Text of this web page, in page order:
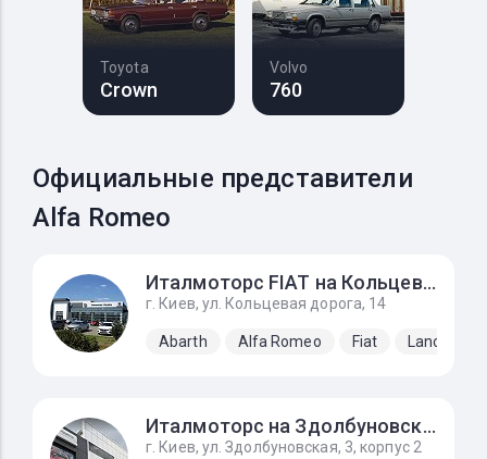
Toyota
Crown
Volvo
760
Официальные представители
Alfa Romeo
Италмоторс FIAT на Кольцевой
г. Киев, ул. Кольцевая дорога, 14
Abarth Alfa Romeo Fiat Lancia
Италмоторс на Здолбуновской
г. Киев, ул. Здолбуновская, 3, корпус 2